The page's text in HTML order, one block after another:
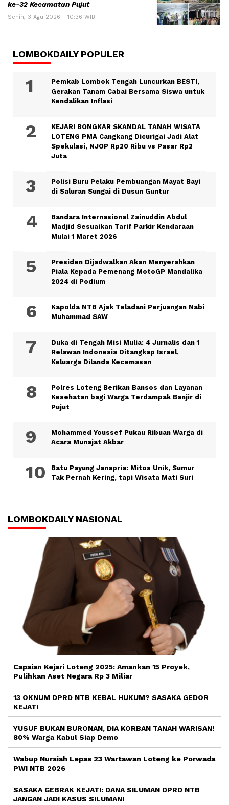
ke-32 Kecamatan Pujut
Senin, 3 Agu 2026 - 10:36 WIB
LOMBOKDAILY POPULER
Pemkab Lombok Tengah Luncurkan BESTI,
Gerakan Tanam Cabai Bersama Siswa untuk
Kendalikan Inflasi
KEJARI BONGKAR SKANDAL TANAH WISATA
LOTENG PMA Cangkang Dicurigai Jadi Alat
Spekulasi, NJOP Rp20 Ribu vs Pasar Rp2
Juta
Polisi Buru Pelaku Pembuangan Mayat Bayi
di Saluran Sungai di Dusun Guntur
Bandara Internasional Zainuddin Abdul
Madjid Sesuaikan Tarif Parkir Kendaraan
Mulai 1 Maret 2026
Presiden Dijadwalkan Akan Menyerahkan
Piala Kepada Pemenang MotoGP Mandalika
2024 di Podium
Kapolda NTB Ajak Teladani Perjuangan Nabi
Muhammad SAW
Duka di Tengah Misi Mulia: 4 Jurnalis dan 1
Relawan Indonesia Ditangkap Israel,
Keluarga Dilanda Kecemasan
Polres Loteng Berikan Bansos dan Layanan
Kesehatan bagi Warga Terdampak Banjir di
Pujut
Mohammed Youssef Pukau Ribuan Warga di
Acara Munajat Akbar
Batu Payung Janapria: Mitos Unik, Sumur
Tak Pernah Kering, tapi Wisata Mati Suri
LOMBOKDAILY NASIONAL
Capaian Kejari Loteng 2025: Amankan 15 Proyek,
Pulihkan Aset Negara Rp 3 Miliar
13 OKNUM DPRD NTB KEBAL HUKUM? SASAKA GEDOR
KEJATI
YUSUF BUKAN BURONAN, DIA KORBAN TANAH WARISAN!
80% Warga Kabul Siap Demo
Wabup Nursiah Lepas 23 Wartawan Loteng ke Porwada
PWI NTB 2026
SASAKA GEBRAK KEJATI: DANA SILUMAN DPRD NTB
JANGAN JADI KASUS SILUMAN!